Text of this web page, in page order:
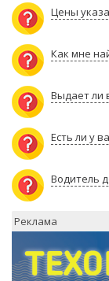
Цены
Как мне
Выдает ли
Есть ли у
Водитель
Реклама